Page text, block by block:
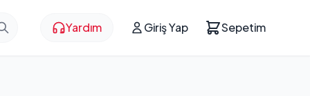
Yardım Giriş Yap Sepetim